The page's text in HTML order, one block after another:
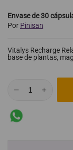
Envase de 30
Por Pinisan
Vitalys Recharge
base de plantas,